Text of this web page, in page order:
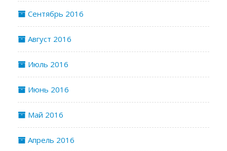
Сентябрь 2016
Август 2016
Июль 2016
Июнь 2016
Май 2016
Апрель 2016